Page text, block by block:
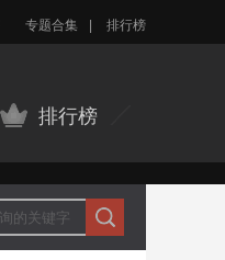
专题合集 排行榜
排行榜